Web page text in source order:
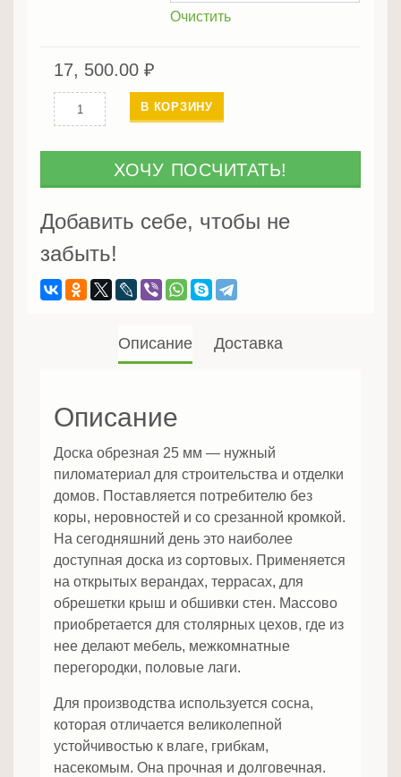
Очистить
17, 500.00 ₽
Количество
Доска
мм
В КОРЗИНУ
ХОЧУ ПОСЧИТАТЬ!
Добавить себе, чтобы не
забыть!
Описание Доставка
Описание
Доска обрезная 25 мм — нужный
пиломатериал для строительства и отделки
домов. Поставляется потребителю без
коры, неровностей и со срезанной кромкой.
На сегодняшний день это наиболее
доступная доска из сортовых. Применяется
на открытых верандах, террасах, для
обрешетки крыш и обшивки стен. Массово
приобретается для столярных цехов, где из
нее делают мебель, межкомнатные
перегородки, половые лаги.
Для производства используется сосна,
которая отличается великолепной
устойчивостью к влаге, грибкам,
насекомым. Она прочная и долговечная.